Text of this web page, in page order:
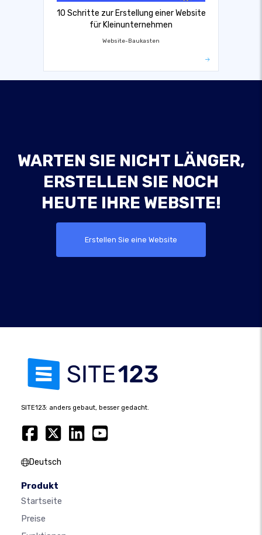
10 Schritte zur Erstellung einer Website
für Kleinunternehmen
Website-Baukasten
WARTEN SIE NICHT LÄNGER,
ERSTELLEN SIE NOCH
HEUTE IHRE WEBSITE!
Erstellen Sie eine Website
SITE123: anders gebaut, besser gedacht.
Deutsch
Produkt
Startseite
Preise